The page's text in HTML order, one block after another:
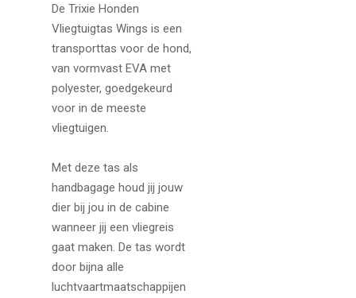
De Trixie Honden
Vliegtuigtas Wings is een
transporttas voor de hond,
van vormvast EVA met
polyester, goedgekeurd
voor in de meeste
vliegtuigen.
Met deze tas als
handbagage houd jij jouw
dier bij jou in de cabine
wanneer jij een vliegreis
gaat maken. De tas wordt
door bijna alle
luchtvaartmaatschappijen